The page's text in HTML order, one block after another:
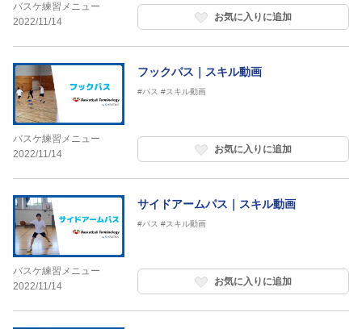
バスケ練習メニュー
2022/11/14
お気に入りに追加
バスケ練習メニュー
2022/11/14
フックパス｜スキル動画
#パス #スキル動画
お気に入りに追加
バスケ練習メニュー
2022/11/14
サイドアームパス｜スキル動画
#パス #スキル動画
お気に入りに追加